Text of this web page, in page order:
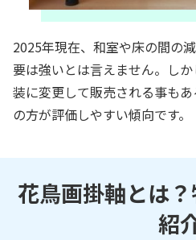
2025年現在、和室や床の間の
要は強いとは言えません。し
装に変更して販売される事も
の方が評価しやすい傾向です。
花鳥画掛軸とは
紹